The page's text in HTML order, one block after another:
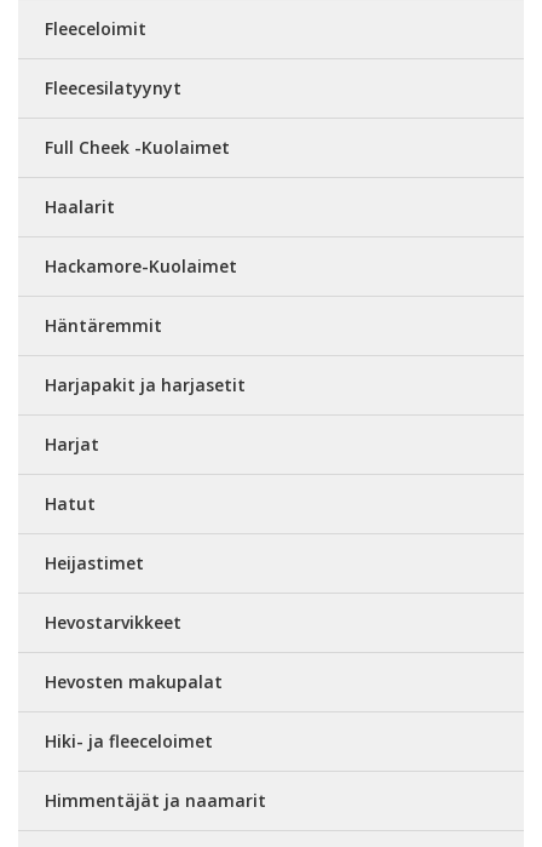
Fleeceloimit
Fleecesilatyynyt
Full Cheek -Kuolaimet
Haalarit
Hackamore-Kuolaimet
Häntäremmit
Harjapakit ja harjasetit
Harjat
Hatut
Heijastimet
Hevostarvikkeet
Hevosten makupalat
Hiki- ja fleeceloimet
Himmentäjät ja naamarit